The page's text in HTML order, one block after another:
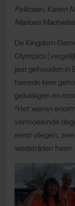
Pellicaan, Karien
Marloes
De Kingdom
Olympics
jaar gehouden in
tweede keer
gelukkigen en
“Het waren
vermoeiende
eerst vliegen,
wedstrijden